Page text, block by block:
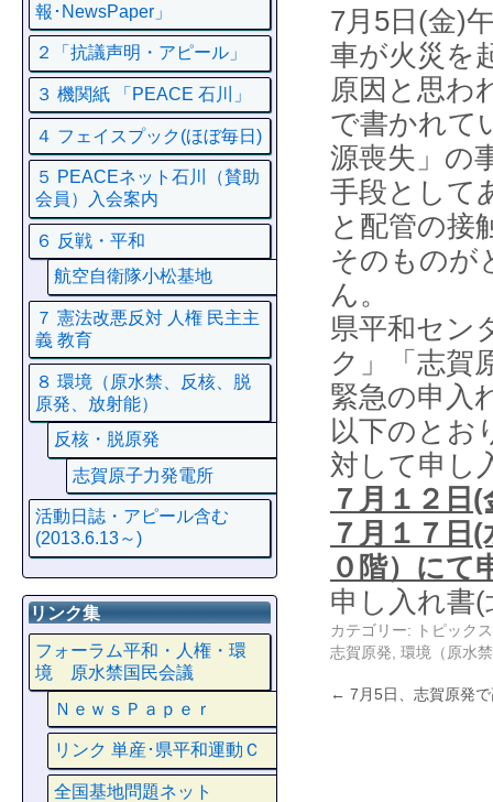
7月5日(金)
車が火災を
原因と思わ
で書かれて
源喪失」の
手段として
と配管の接
そのものが
ん。
県平和セン
ク」「志賀
緊急の申入
以下のとお
対して申し
７月１２日
７月１７日
０階）にて
申し入れ書
カテゴリー:
トピックス
志賀原発 環境（原水
← 7月5日、志賀原発
報･NewsPaper」
２「抗議声明・アピール」
３ 機関紙 「PEACE 石川」
４ フェイスプック(ほぼ毎日)
５ PEACEネット石川（賛助
会員）入会案内
６ 反戦・平和
航空自衛隊小松基地
７ 憲法改悪反対 人権 民主主
義 教育
８ 環境（原水禁、反核、脱
原発、放射能）
反核・脱原発
志賀原子力発電所
活動日誌・アピール含む
(2013.6.13～)
リンク集
フォーラム平和・人権・環
境 原水禁国民会議
ＮｅｗｓＰａｐｅｒ
リンク 単産･県平和運動Ｃ
全国基地問題ネット